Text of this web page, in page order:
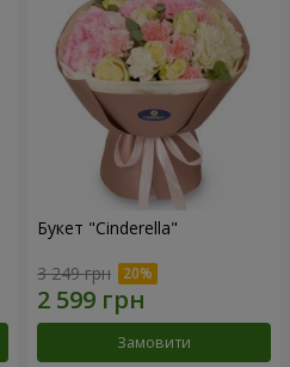
Букет "Cinderella"
3 249 грн
Замовити